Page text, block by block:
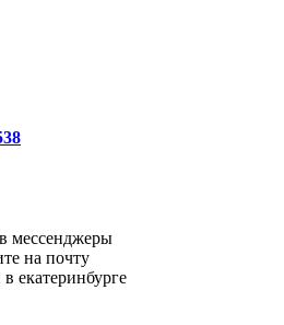
мессенджеры
на почту
екатеринбурге